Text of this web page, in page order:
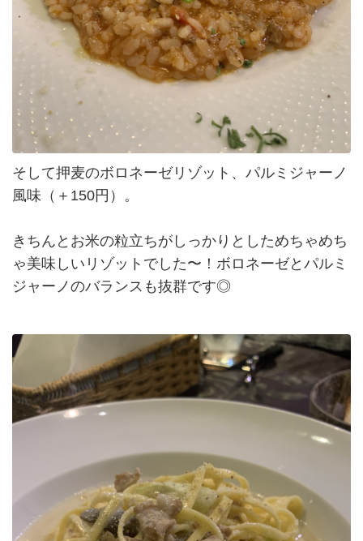
そして押麦のボロネーゼリゾット、パルミジャーノ
風味（＋150円）。
きちんとお米の粒立ちがしっかりとしためちゃめち
ゃ美味しいリゾットでした〜！ボロネーゼとパルミ
ジャーノのバランスも抜群です◎